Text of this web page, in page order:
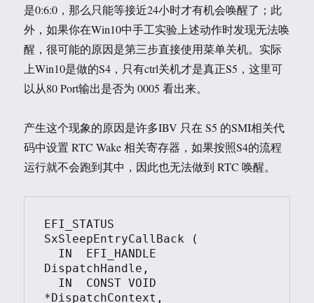
是0:6:0，那么只能等接近24小时才有机会唤醒了；此
外，如果你在Win10中手工实验上述动作时发现无法唤
醒，很可能的原因是第三步直接使用菜单关机。实际
上Win10是做的S4，只有ctrl关机才是真正S5，这里可
以从80 Port输出是否为 0005 看出来。
产生这个现象的原因是许多IBV 只在 S5 的SMI相关代
码中设置 RTC Wake 相关寄存器，如果按照S4的流程
运行就不会跑到其中，因此也无法做到 RTC 唤醒。
EFI_STATUS
SxSleepEntryCallBack (
DispatchHandle,
*DispatchContext,